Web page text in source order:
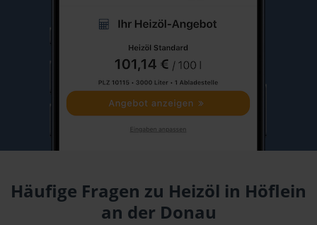
Häufige Fragen zu Heizöl in Höflein
an der Donau